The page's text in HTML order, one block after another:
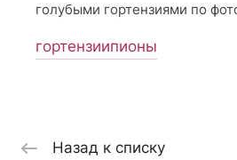
голубыми гортензиями по
гортензиипионы
Назад к списку